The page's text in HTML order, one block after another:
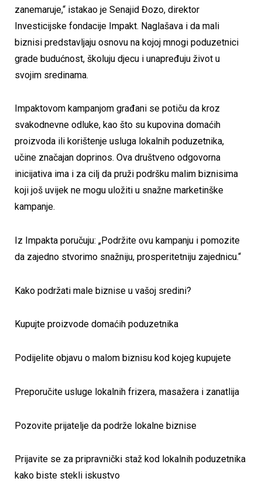
zanemaruje,“ istakao je Senajid Đozo, direktor
Investicijske fondacije Impakt. Naglašava i da mali
biznisi predstavljaju osnovu na kojoj mnogi poduzetnici
grade budućnost, školuju djecu i unapređuju život u
svojim sredinama.
Impaktovom kampanjom građani se potiču da kroz
svakodnevne odluke, kao što su kupovina domaćih
proizvoda ili korištenje usluga lokalnih poduzetnika,
učine značajan doprinos. Ova društveno odgovorna
inicijativa ima i za cilj da pruži podršku malim biznisima
koji još uvijek ne mogu uložiti u snažne marketinške
kampanje.
Iz Impakta poručuju: „Podržite ovu kampanju i pomozite
da zajedno stvorimo snažniju, prosperitetniju zajednicu.“
Kako podržati male biznise u vašoj sredini?
Kupujte proizvode domaćih poduzetnika
Podijelite objavu o malom biznisu kod kojeg kupujete
Preporučite usluge lokalnih frizera, masažera i zanatlija
Pozovite prijatelje da podrže lokalne biznise
Prijavite se za pripravnički staž kod lokalnih poduzetnika
kako biste stekli iskustvo